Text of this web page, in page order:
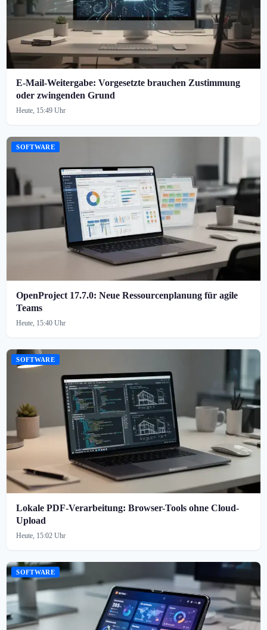
E-Mail-Weitergabe: Vorgesetzte brauchen Zustimmung
oder zwingenden Grund
Heute, 15:49 Uhr
SOFTWARE
OpenProject 17.7.0: Neue Ressourcenplanung für agile
Teams
Heute, 15:40 Uhr
SOFTWARE
Lokale PDF-Verarbeitung: Browser-Tools ohne Cloud-
Upload
Heute, 15:02 Uhr
SOFTWARE